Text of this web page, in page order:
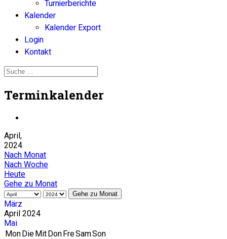
Turnierberichte
Kalender
Kalender Export
Login
Kontakt
Terminkalender
April,
2024
Nach Monat
Nach Woche
Heute
Gehe zu Monat
Gehe zu Monat
März
April 2024
Mai
MonDieMitDonFreSamSon